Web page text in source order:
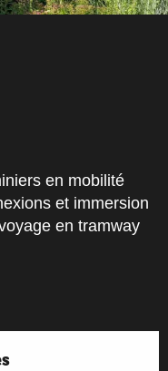
en mobilité
et immersion
en tramway
aux